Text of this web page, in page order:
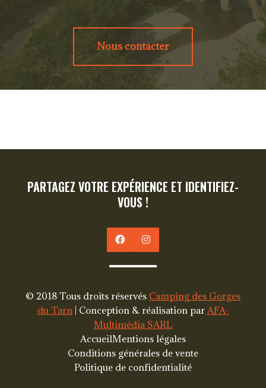
Nous contacter
PARTAGEZ VOTRE EXPÉRIENCE ET IDENTIFIEZ-
VOUS !
© 2018 Tous droits réservés Camping des Gorges
du Tarn| Conception & réalisation par AFA-
Multimédia SARL
AccueilMentions légales
Conditions générales de vente
Politique de confidentialité